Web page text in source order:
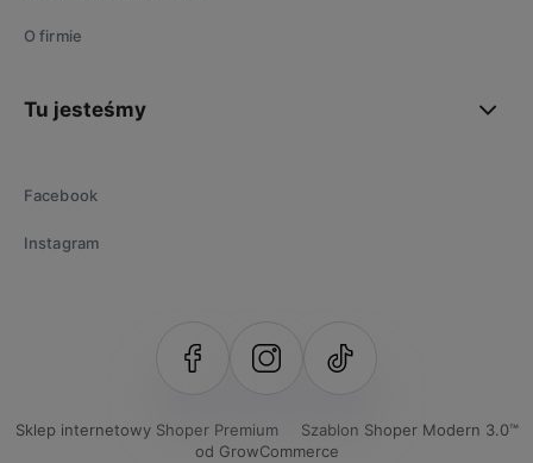
O firmie
Tu jesteśmy
Facebook
Instagram
Sklep internetowy Shoper Premium
Szablon Shoper Modern 3.0™
od GrowCommerce